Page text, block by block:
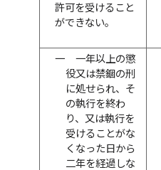
許可を受けること
ができない。
一
一年以上の懲
役又は禁錮の刑
に処せられ、そ
の執行を終わ
り、又は執行を
受けることがな
くなった日から
二年を経過しな